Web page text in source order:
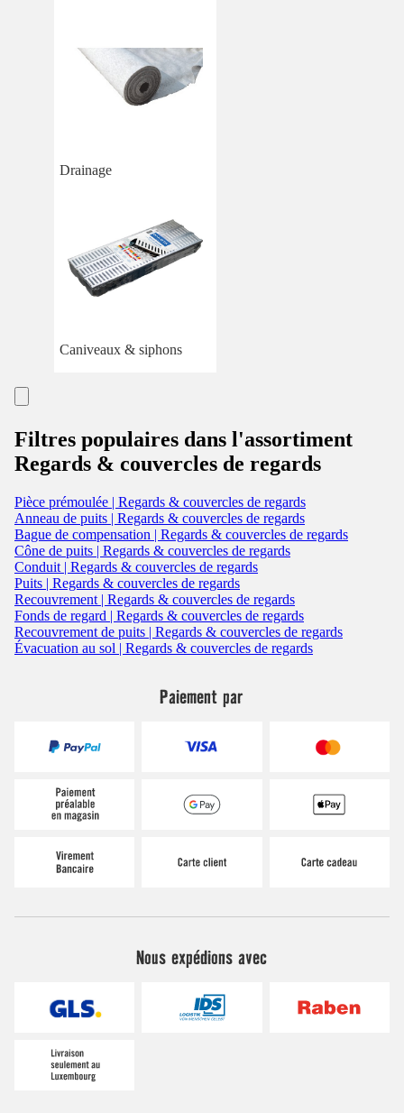
Drainage
Caniveaux & siphons
Filtres populaires dans l'assortiment
Regards & couvercles de regards
Pièce prémoulée | Regards & couvercles de regards
Anneau de puits | Regards & couvercles de regards
Bague de compensation | Regards & couvercles de regards
Cône de puits | Regards & couvercles de regards
Conduit | Regards & couvercles de regards
Puits | Regards & couvercles de regards
Recouvrement | Regards & couvercles de regards
Fonds de regard | Regards & couvercles de regards
Recouvrement de puits | Regards & couvercles de regards
Évacuation au sol | Regards & couvercles de regards
Paiement par
Nous expédions avec